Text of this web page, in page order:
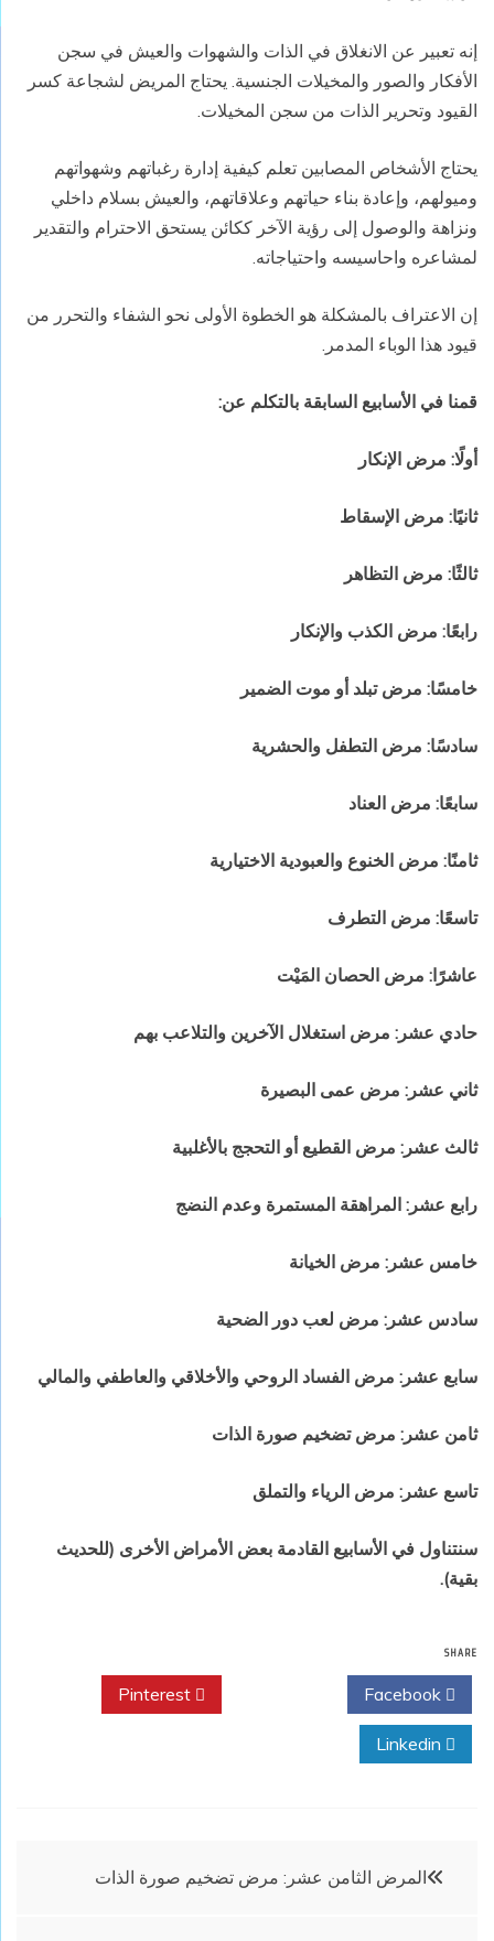
إنه تعبير عن الانغلاق في الذات والشهوات والعيش في سجن
الأفكار والصور والمخيلات الجنسية. يحتاج المريض لشجاعة كسر
القيود وتحرير الذات من سجن المخيلات.
يحتاج الأشخاص المصابين تعلم كيفية إدارة رغباتهم وشهواتهم
وميولهم، وإعادة بناء حياتهم وعلاقاتهم، والعيش بسلام داخلي
ونزاهة والوصول إلى رؤية الآخر ككائن يستحق الاحترام والتقدير
لمشاعره واحاسيسه واحتياجاته.
إن الاعتراف بالمشكلة هو الخطوة الأولى نحو الشفاء والتحرر من
قيود هذا الوباء المدمر.
قمنا في الأسابيع السابقة بالتكلم عن:
أولًا: مرض الإنكار
ثانيًا: مرض الإسقاط
ثالثًا: مرض التظاهر
رابعًا: مرض الكذب والإنكار
خامسًا: مرض تبلد أو موت الضمير
سادسًا: مرض التطفل والحشرية
سابعًا: مرض العناد
ثامنًا: مرض الخنوع والعبودية الاختيارية
تاسعًا: مرض التطرف
عاشرًا: مرض الحصان المَيْت
حادي عشر: مرض استغلال الآخرين والتلاعب بهم
ثاني عشر: مرض عمى البصيرة
ثالث عشر: مرض القطيع أو التحجج بالأغلبية
رابع عشر: المراهقة المستمرة وعدم النضج
خامس عشر: مرض الخيانة
سادس عشر: مرض لعب دور الضحية
سابع عشر: مرض الفساد الروحي والأخلاقي والعاطفي والمالي
ثامن عشر: مرض تضخيم صورة الذات
تاسع عشر: مرض الرياء والتملق
سنتناول في الأسابيع القادمة بعض الأمراض الأخرى (للحديث
بقية).
SHARE
تصفّح
المرض الثامن عشر: مرض تضخيم صورة الذات